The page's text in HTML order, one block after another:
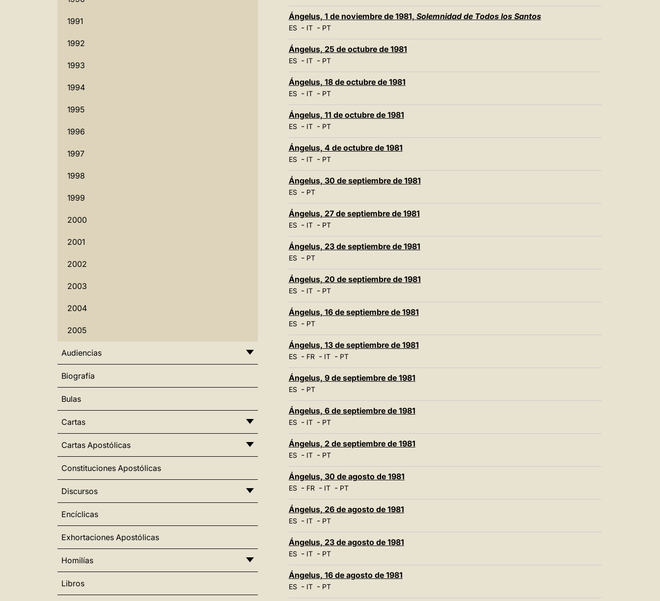
1991
1992
1993
1994
1995
1996
1997
1998
1999
2000
2001
2002
2003
2004
2005
Audiencias
Biografía
Bulas
Cartas
Cartas Apostólicas
Constituciones Apostólicas
Discursos
Encíclicas
Exhortaciones Apostólicas
Homilías
Libros
Ángelus, 1 de noviembre de 1981, Solemnidad de Todos los Santos
ES- IT- PT
Ángelus, 25 de octubre de 1981
ES- IT- PT
Ángelus, 18 de octubre de 1981
ES- IT- PT
Ángelus, 11 de octubre de 1981
ES- IT- PT
Ángelus, 4 de octubre de 1981
ES- IT- PT
Ángelus, 30 de septiembre de 1981
ES- PT
Ángelus, 27 de septiembre de 1981
ES- IT- PT
Ángelus, 23 de septiembre de 1981
ES- PT
Ángelus, 20 de septiembre de 1981
ES- IT- PT
Ángelus, 16 de septiembre de 1981
ES- PT
Ángelus, 13 de septiembre de 1981
ES- FR- IT- PT
Ángelus, 9 de septiembre de 1981
ES- PT
Ángelus, 6 de septiembre de 1981
ES- IT- PT
Ángelus, 2 de septiembre de 1981
ES- IT- PT
Ángelus, 30 de agosto de 1981
ES- FR- IT- PT
Ángelus, 26 de agosto de 1981
ES- IT- PT
Ángelus, 23 de agosto de 1981
ES- IT- PT
Ángelus, 16 de agosto de 1981
ES- IT- PT